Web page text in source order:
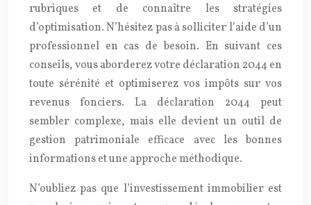
rubriques et de connaître les stratégies
d’optimisation. N’hésitez pas à solliciter l’aide d’un
professionnel en cas de besoin. En suivant ces
conseils, vous aborderez votre déclaration 2044 en
toute sérénité et optimiserez vos impôts sur vos
revenus fonciers. La déclaration 2044 peut
sembler complexe, mais elle devient un outil de
gestion patrimoniale efficace avec les bonnes
informations et une approche méthodique.
N’oubliez pas que l’investissement immobilier est